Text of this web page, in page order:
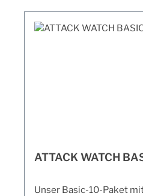
ATTACK WATCH
Unser Basic-10-Paket